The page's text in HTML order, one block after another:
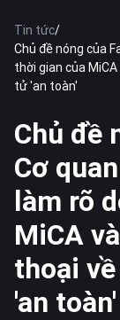
Tin tức/
Chủ đề nóng của
thời gian của
tử 'an toàn'
Chủ đề
Cơ
làm rõ
MiCA
thoại
'an toàn'